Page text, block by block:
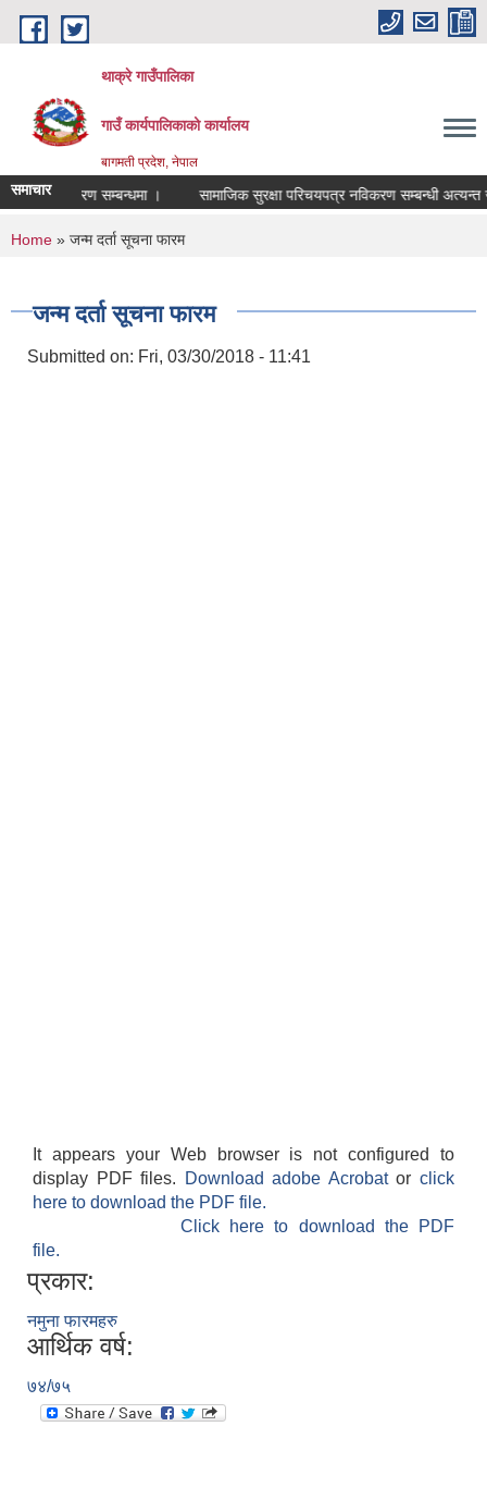
Skip to main content
थाक्रे गाउँपालिका
गाउँ कार्यपालिकाको कार्यालय
बागमती प्रदेश, नेपाल
समाचार
नविकरण सम्बन्धमा । सामाजिक सुरक्षा परिचयपत्र नविकरण सम्बन्धी अत्यन्त
You are here
Home » जन्म दर्ता सूचना फारम
जन्म दर्ता सूचना फारम
Submitted on: Fri, 03/30/2018 - 11:41
It appears your Web browser is not configured to
display PDF files.
Download adobe Acrobatorclick
here to download the PDF file.
Click here to download the PDF
file.
प्रकार:
नमुना फारमहरु
आर्थिक वर्ष:
७४/७५